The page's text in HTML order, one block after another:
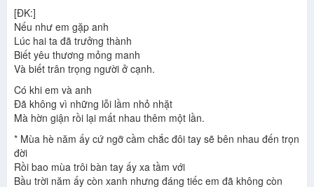
[ĐK:]
Nếu như em gặp anh
Lúc hai ta đã trưởng thành
Biết yêu thương mỏng manh
Và biết trân trọng người ở cạnh.
Có khi em và anh
Đã không vì những lỗi lầm nhỏ nhặt
Mà hờn giận rồi lại mất nhau thêm một lần.
* Mùa hè năm ấy cứ ngỡ cầm chắc đôi tay sẽ bên nhau đến trọn
đời
Rồi bao mùa trôi bàn tay ấy xa tầm với
Bầu trời năm ấy còn xanh nhưng đáng tiếc em đã không còn